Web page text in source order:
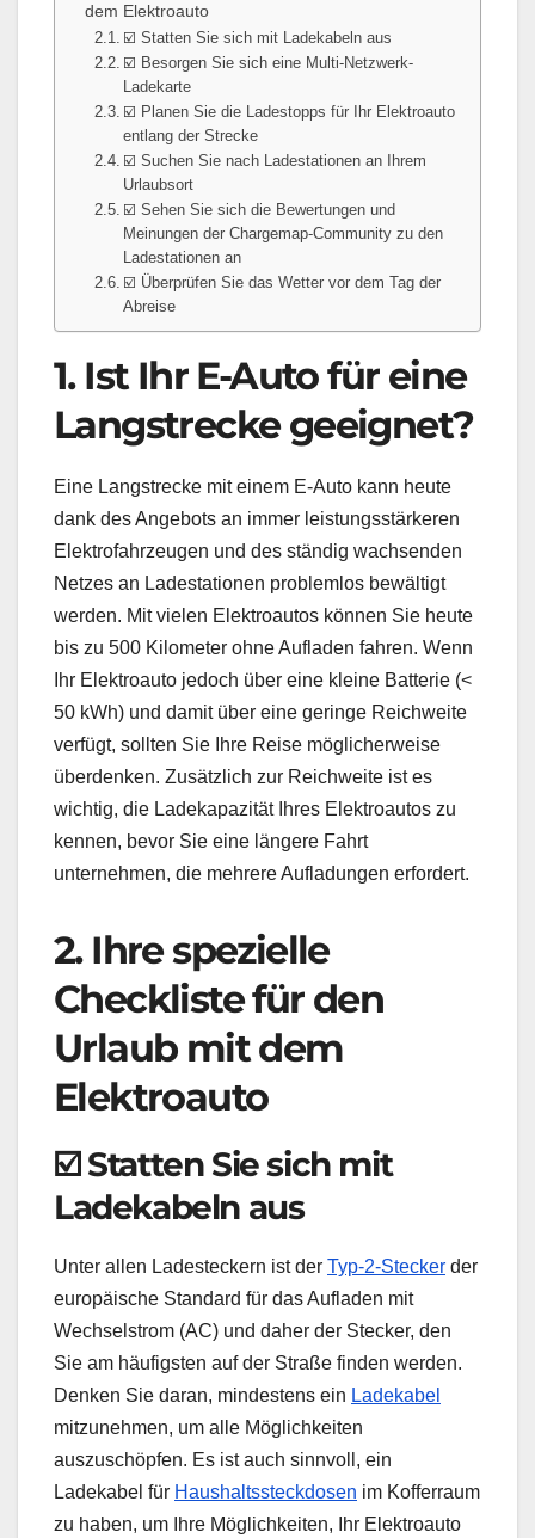
dem Elektroauto
☑️ Statten Sie sich mit Ladekabeln aus
☑️ Besorgen Sie sich eine Multi-Netzwerk-
Ladekarte
☑️ Planen Sie die Ladestopps für Ihr Elektroauto
entlang der Strecke
☑️ Suchen Sie nach Ladestationen an Ihrem
Urlaubsort
☑️ Sehen Sie sich die Bewertungen und
Meinungen der Chargemap-Community zu den
Ladestationen an
☑️ Überprüfen Sie das Wetter vor dem Tag der
Abreise
1. Ist Ihr E-Auto für eine
Langstrecke geeignet?
Eine Langstrecke mit einem E-Auto kann heute
dank des Angebots an immer leistungsstärkeren
Elektrofahrzeugen und des ständig wachsenden
Netzes an Ladestationen problemlos bewältigt
werden. Mit vielen Elektroautos können Sie heute
bis zu 500 Kilometer ohne Aufladen fahren. Wenn
Ihr Elektroauto jedoch über eine kleine Batterie (<
50 kWh) und damit über eine geringe Reichweite
verfügt, sollten Sie Ihre Reise möglicherweise
überdenken. Zusätzlich zur Reichweite ist es
wichtig, die Ladekapazität Ihres Elektroautos zu
kennen, bevor Sie eine längere Fahrt
unternehmen, die mehrere Aufladungen erfordert.
2. Ihre spezielle
Checkliste für den
Urlaub mit dem
Elektroauto
☑️ Statten Sie sich mit
Ladekabeln aus
Unter allen Ladesteckern ist der Typ-2-Stecker der
europäische Standard für das Aufladen mit
Wechselstrom (AC) und daher der Stecker, den
Sie am häufigsten auf der Straße finden werden.
Denken Sie daran, mindestens ein Ladekabel
mitzunehmen, um alle Möglichkeiten
auszuschöpfen. Es ist auch sinnvoll, ein
Ladekabel für Haushaltssteckdosen im Kofferraum
zu haben, um Ihre Möglichkeiten, Ihr Elektroauto